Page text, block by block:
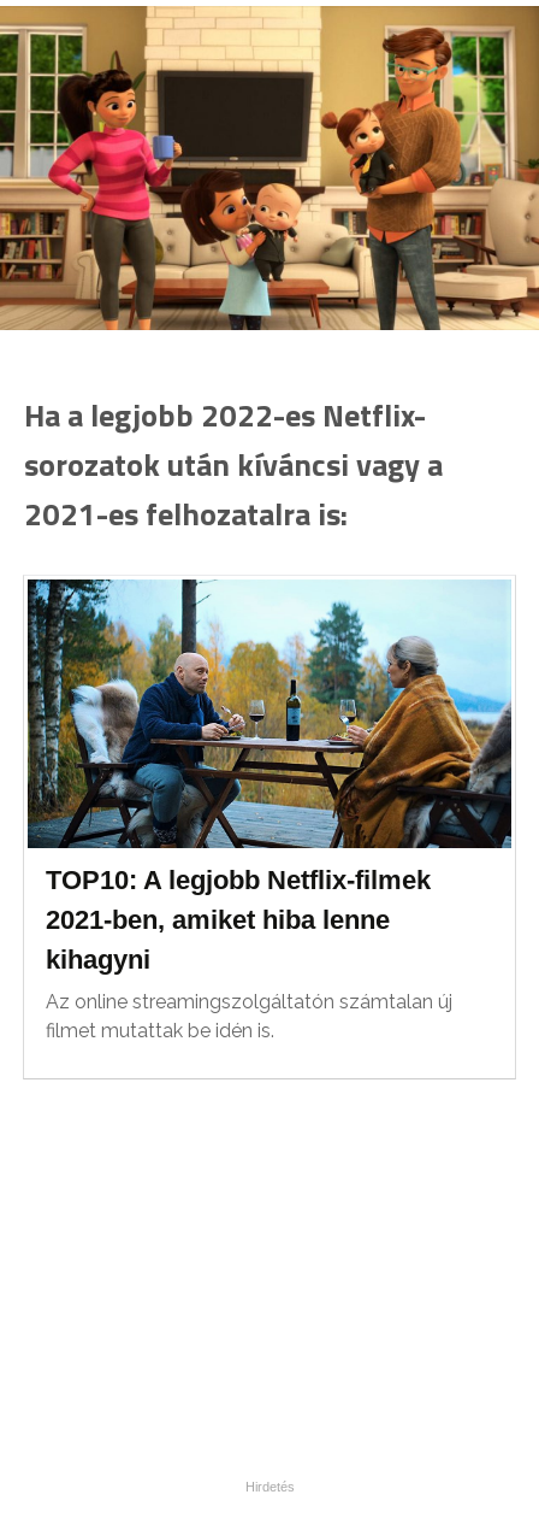
Ha a legjobb 2022-es Netflix-
sorozatok után kíváncsi vagy a
2021-es felhozatalra is:
TOP10: A legjobb Netflix-filmek
2021-ben, amiket hiba lenne
kihagyni
Az online streamingszolgáltatón számtalan új
filmet mutattak be idén is.